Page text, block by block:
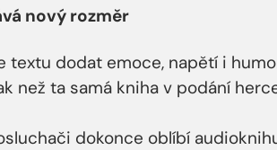
nový rozměr
textu dodat emoce, napětí i
než ta samá kniha v podání
dokonce oblíbí